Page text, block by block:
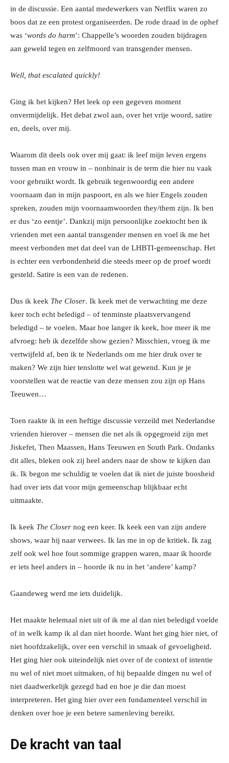
in de discussie. Een aantal medewerkers van Netflix waren zo
boos dat ze een protest organiseerden. De rode draad in de ophef
was ‘words do harm’: Chappelle’s woorden zouden bijdragen
aan geweld tegen en zelfmoord van transgender mensen.
Well, that escalated quickly!
Ging ik het kijken? Het leek op een gegeven moment
onvermijdelijk. Het debat zwol aan, over het vrije woord, satire
en, deels, over mij.
Waarom dit deels ook over mij gaat: ik leef mijn leven ergens
tussen man en vrouw in – nonbinair is de term die hier nu vaak
voor gebruikt wordt. Ik gebruik tegenwoordig een andere
voornaam dan in mijn paspoort, en als we hier Engels zouden
spreken, zouden mijn voornaamwoorden they/them zijn. Ik ben
er dus ‘zo eentje’. Dankzij mijn persoonlijke zoektocht ben ik
vrienden met een aantal transgender mensen en voel ik me het
meest verbonden met dat deel van de LHBTI-gemeenschap. Het
is echter een verbondenheid die steeds meer op de proef wordt
gesteld. Satire is een van de redenen.
Dus ik keek The Closer. Ik keek met de verwachting me deze
keer toch echt beledigd – of tenminste plaatsvervangend
beledigd – te voelen. Maar hoe langer ik keek, hoe meer ik me
afvroeg: heb ik dezelfde show gezien? Misschien, vroeg ik me
vertwijfeld af, ben ik te Nederlands om me hier druk over te
maken? We zijn hier tenslotte wel wat gewend. Kun je je
voorstellen wat de reactie van deze mensen zou zijn op Hans
Teeuwen…
Toen raakte ik in een heftige discussie verzeild met Nederlandse
vrienden hierover – mensen die net als ik opgegroeid zijn met
Jiskefet, Theo Maassen, Hans Teeuwen en South Park. Ondanks
dit alles, bleken ook zij heel anders naar de show te kijken dan
ik. Ik begon me schuldig te voelen dat ik niet de juiste boosheid
had over iets dat voor mijn gemeenschap blijkbaar echt
uitmaakte.
Ik keek The Closer nog een keer. Ik keek een van zijn andere
shows, waar hij naar verwees. Ik las me in op de kritiek. Ik zag
zelf ook wel hoe fout sommige grappen waren, maar ik hoorde
er iets heel anders in – hoorde ik nu in het ‘andere’ kamp?
Gaandeweg werd me iets duidelijk.
Het maakte helemaal niet uit of ik me al dan niet beledigd voelde
of in welk kamp ik al dan niet hoorde. Want het ging hier niet, of
niet hoofdzakelijk, over een verschil in smaak of gevoeligheid.
Het ging hier ook uiteindelijk niet over of de context of intentie
nu wel of niet moet uitmaken, of hij bepaalde dingen nu wel of
niet daadwerkelijk gezegd had en hoe je die dan moest
interpreteren. Het ging hier over een fundamenteel verschil in
denken over hoe je een betere samenleving bereikt.
De kracht van taal